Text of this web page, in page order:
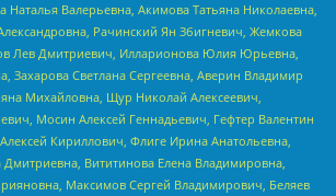
Наталья Валерьевна, Акимова Татьяна Николаевна,
Рачинский Ян Збигневич, Жемкова
Лев Дмитриевич, Илларионова Юлия Юрьевна,
Захарова Светлана Сергеевна, Аверин Владимир
Михайловна, Щур Николай Алексеевич,
Мосин Алексей Геннадьевич, Гефтер Валентин
Кириллович, Флиге Ирина Анатольевна,
Вититинова Елена Владимировна,
Максимов Сергей Владимирович, Беляев